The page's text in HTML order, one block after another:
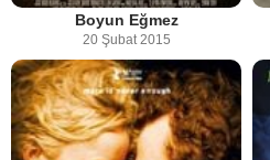
Boyun Eğmez
20 Şubat 2015